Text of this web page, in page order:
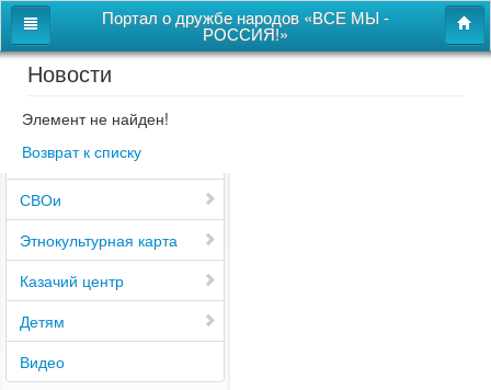
Портал о дружбе народов «ВСЕ МЫ -
РОССИЯ!»
Главная
Дом дружбы народов
Новости
СВОи
Этнокультурная карта
Казачий центр
Детям
Видео
Новости
Элемент не найден!
Возврат к списку